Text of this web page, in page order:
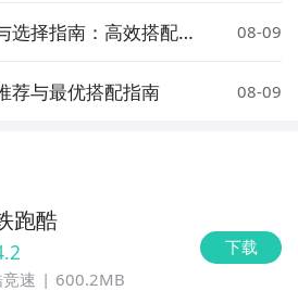
选择指南：高效搭配策
08-09
荐与最优搭配指南 08-09
跑酷
速 600.2MB
下载